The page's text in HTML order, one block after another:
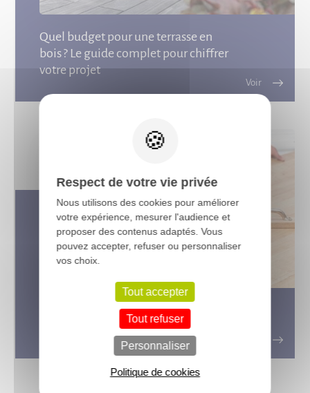
Quel budget pour une terrasse en
bois ? Le guide complet pour chiffrer
votre projet
Quel type de parquet bois choisir
pour votre maison ?
Respect de votre vie privée
Nous utilisons des cookies pour améliorer
votre expérience, mesurer l'audience et
proposer des contenus adaptés. Vous
pouvez accepter, refuser ou personnaliser
vos choix.
Tout accepter
Tout refuser
Personnaliser
Politique de cookies